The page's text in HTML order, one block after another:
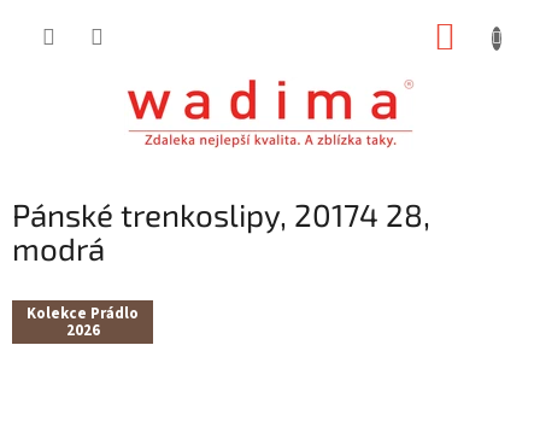
Pánské trenkoslipy, 20174 28,
modrá
Kolekce Prádlo
2026